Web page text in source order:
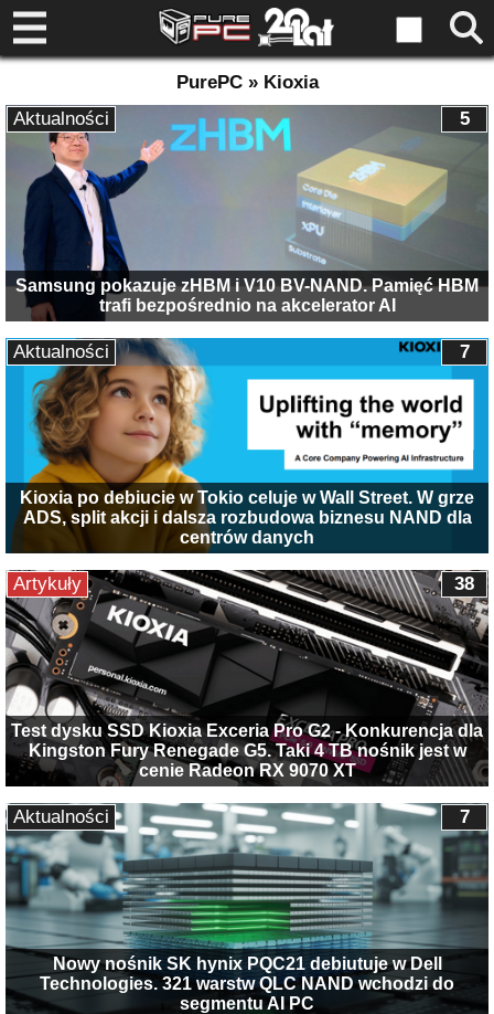
PurePC » Kioxia
Samsung pokazuje zHBM i V10 BV-NAND. Pamięć HBM
trafi bezpośrednio na akcelerator AI
5
Aktualności
Kioxia po debiucie w Tokio celuje w Wall Street. W grze
ADS, split akcji i dalsza rozbudowa biznesu NAND dla
centrów danych
7
Aktualności
Test dysku SSD Kioxia Exceria Pro G2 - Konkurencja dla
Kingston Fury Renegade G5. Taki 4 TB nośnik jest w
cenie Radeon RX 9070 XT
38
Artykuły
Nowy nośnik SK hynix PQC21 debiutuje w Dell
Technologies. 321 warstw QLC NAND wchodzi do
segmentu AI PC
7
Aktualności